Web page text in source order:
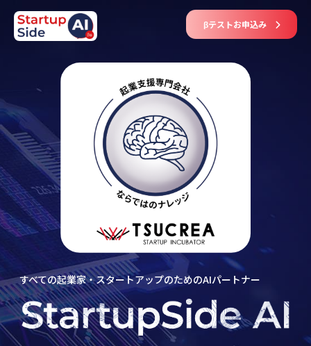
Skip
content
βテストお申込み
すべての起業家・スタートアップのためのAIパートナー